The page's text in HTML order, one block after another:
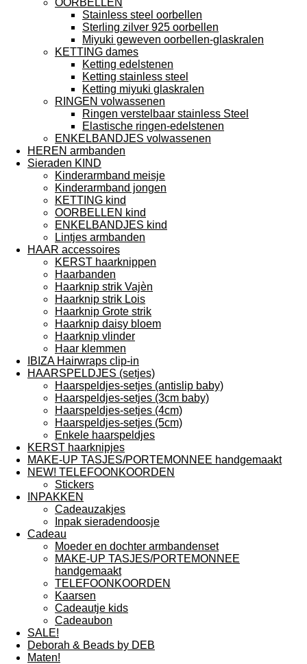
OORBELLEN
Stainless steel oorbellen
Sterling zilver 925 oorbellen
Miyuki geweven oorbellen-glaskralen
KETTING dames
Ketting edelstenen
Ketting stainless steel
Ketting miyuki glaskralen
RINGEN volwassenen
Ringen verstelbaar stainless Steel
Elastische ringen-edelstenen
ENKELBANDJES volwassenen
HEREN armbanden
Sieraden KIND
Kinderarmband meisje
Kinderarmband jongen
KETTING kind
OORBELLEN kind
ENKELBANDJES kind
Lintjes armbanden
HAAR accessoires
KERST haarknippen
Haarbanden
Haarknip strik Vajèn
Haarknip strik Lois
Haarknip Grote strik
Haarknip daisy bloem
Haarknip vlinder
Haar klemmen
IBIZA Hairwraps clip-in
HAARSPELDJES (setjes)
Haarspeldjes-setjes (antislip baby)
Haarspeldjes-setjes (3cm baby)
Haarspeldjes-setjes (4cm)
Haarspeldjes-setjes (5cm)
Enkele haarspeldjes
KERST haarknipjes
MAKE-UP TASJES/PORTEMONNEE handgemaakt
NEW! TELEFOONKOORDEN
Stickers
INPAKKEN
Cadeauzakjes
Inpak sieradendoosje
Cadeau
Moeder en dochter armbandenset
MAKE-UP TASJES/PORTEMONNEE
handgemaakt
TELEFOONKOORDEN
Kaarsen
Cadeautje kids
Cadeaubon
SALE!
Deborah & Beads by DEB
Maten!